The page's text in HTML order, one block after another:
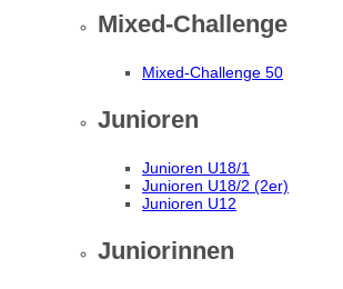
Mixed-Challenge
Mixed-Challenge 50
Junioren
Junioren U18/1
Junioren U18/2 (2er)
Junioren U12
Juniorinnen